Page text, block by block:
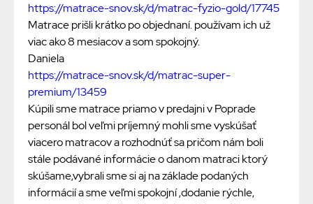
https://matrace-snov.sk/d/matrac-fyzio-gold/17745
Matrace prišli krátko po objednaní. používam ich už
viac ako 8 mesiacov a som spokojný.
Daniela
https://matrace-snov.sk/d/matrac-super-
premium/13459
Kúpili sme matrace priamo v predajni v Poprade
personál bol veľmi príjemný mohli sme vyskúšať
viacero matracov a rozhodnúť sa pričom nám boli
stále podávané informácie o danom matraci ktorý
skúšame,vybrali sme si aj na základe podaných
informácií a sme veľmi spokojní ,dodanie rýchle,